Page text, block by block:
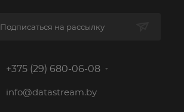
Подписаться на рассылку
+375 (29) 680-06-08
info@datastream.by